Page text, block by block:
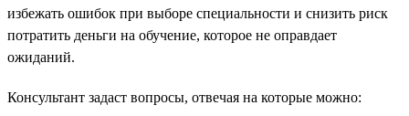
избежать ошибок при выборе специальности и снизить риск
потратить деньги на обучение, которое не оправдает
ожиданий.
Консультант задаст вопросы, отвечая на которые можно: